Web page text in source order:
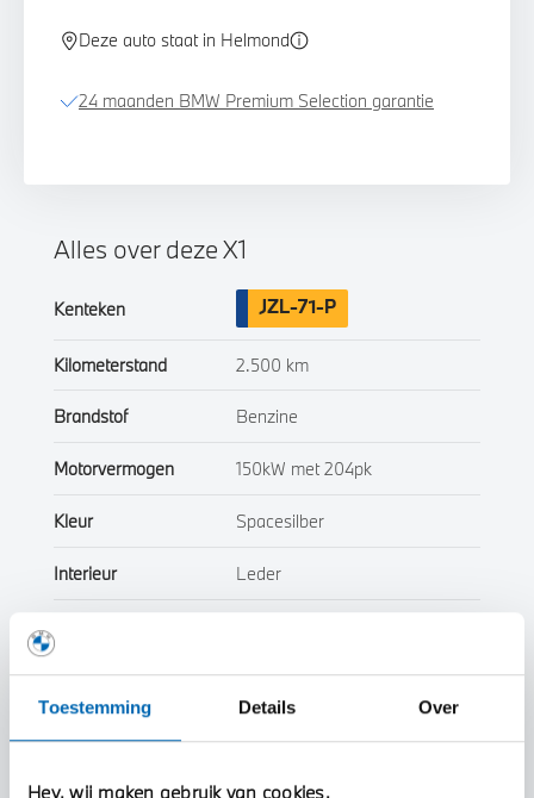
Toestemming Details Over
Hey, wij maken gebruik van cookies.
Deze auto staat in Helmond
24 maanden BMW Premium Selection garantie
Alles over deze X1
Kenteken JZL-71-P
Kilometerstand 2.500 km
Brandstof Benzine
Motorvermogen 150kW met 204pk
Kleur Spacesilber
Interieur Leder
Toon alle eigenschappen